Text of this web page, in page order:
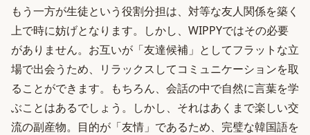
もう一方が生徒という役割分担は、対等な友人関係を築く
上で時に妨げとなります。しかし、WIPPYではその必要
がありません。お互いが「友達候補」としてフラットな立
場で出会うため、リラックスしてコミュニケーションを取
ることができます。もちろん、会話の中で自然に言葉を学
ぶことはあるでしょう。しかし、それはあくまで楽しい交
流の副産物。目的が「友情」であるため、完璧な韓国語を